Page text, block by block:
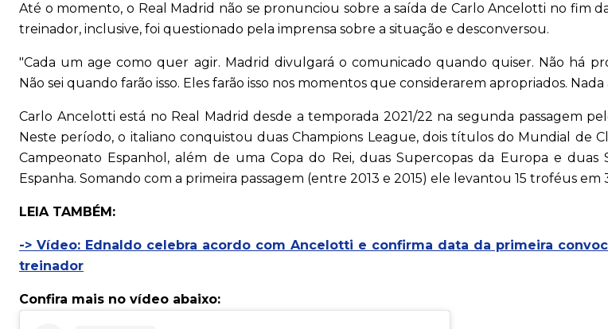
Até o momento, o Real Madrid não se pronunciou sobre a saída de Carlo Ancelotti no fim
treinador, inclusive, foi questionado pela imprensa sobre a situação e desconversou.
"Cada um age como quer agir. Madrid divulgará o comunicado quando quiser. Não há
Não sei quando farão isso. Eles farão isso nos momentos que considerarem apropriados. Nada
Carlo Ancelotti está no Real Madrid desde a temporada 2021/22 na segunda passagem
Neste período, o italiano conquistou duas Champions League, dois títulos do Mundial de
Campeonato Espanhol, além de uma Copa do Rei, duas Supercopas da Europa e duas
Espanha. Somando com a primeira passagem (entre 2013 e 2015) ele levantou 15 troféus em
LEIA TAMBÉM:
-> Vídeo: Ednaldo celebra acordo com Ancelotti e confirma data da primeira
treinador
Confira mais no vídeo abaixo: